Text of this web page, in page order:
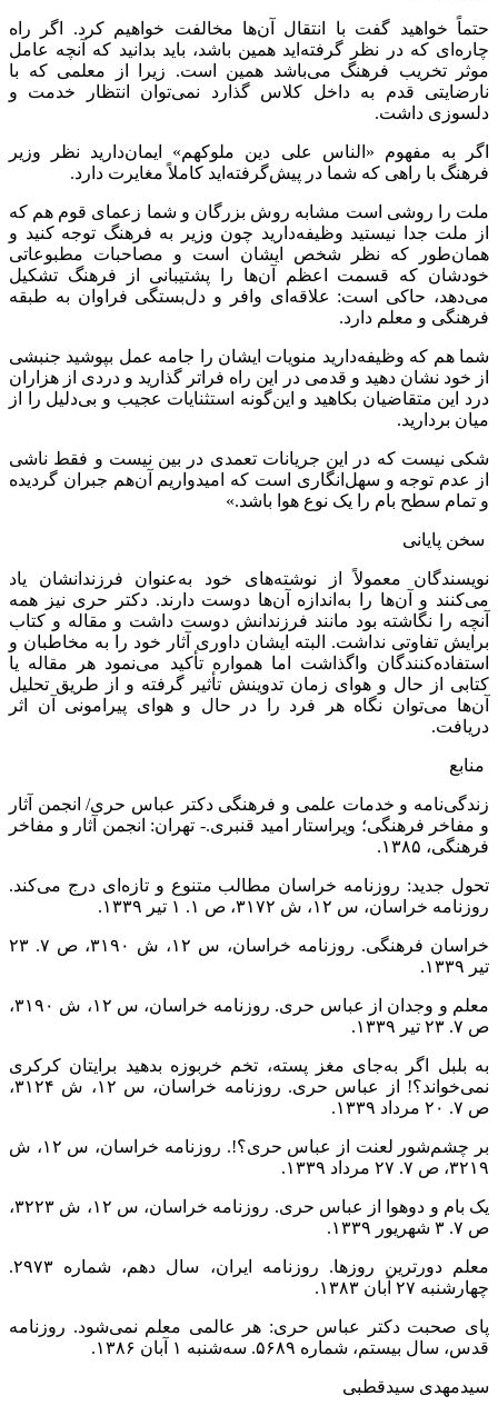
حتماً خواهید گفت با انتقال آن‌ها مخالفت خواهیم کرد. اگر راه
چاره‌ای که در نظر گرفته‌اید همین باشد، باید بدانید که آنچه عامل
موثر تخریب فرهنگ می‌باشد همین است. زیرا از معلمی که با
نارضایتی قدم به داخل کلاس گذارد نمی‌توان انتظار خدمت و
دلسوزی داشت.
اگر به مفهوم «الناس علی دین ملوکهم» ایمان‌دارید نظر وزیر
فرهنگ با راهی که شما در پیش‌گرفته‌اید کاملاً مغایرت دارد.
ملت را روشی است مشابه روش بزرگان و شما زعمای قوم هم که
از ملت جدا نیستید وظیفه‌دارید چون وزیر به فرهنگ توجه کنید و
همان‌طور که نظر شخص ایشان است و مصاحبات مطبوعاتی
خودشان که قسمت اعظم آن‌ها را پشتیبانی از فرهنگ تشکیل
می‌دهد، حاکی است: علاقه‌ای وافر و دل‌بستگی فراوان به طبقه
فرهنگی و معلم دارد.
شما هم که وظیفه‌دارید منویات ایشان را جامه عمل بپوشید جنبشی
از خود نشان دهید و قدمی در این راه فراتر گذارید و دردی از هزاران
درد این متقاضیان بکاهید و این‌گونه استثنایات عجیب و بی‌دلیل را از
میان بردارید.
شکی نیست که در این جریانات تعمدی در بین نیست و فقط ناشی
از عدم توجه و سهل‌انگاری است که امیدواریم آن‌هم جبران گردیده
و تمام سطح بام را یک نوع هوا باشد.»
سخن پایانی
نویسندگان معمولاً از نوشته‌های خود به‌عنوان فرزندانشان یاد
می‌کنند و آن‌ها را به‌اندازه آن‌ها دوست دارند. دکتر حری نیز همه
آنچه را نگاشته بود مانند فرزندانش دوست داشت و مقاله و کتاب
برایش تفاوتی نداشت. البته ایشان داوری آثار خود را به مخاطبان و
استفاده‌کنندگان واگذاشت اما همواره تأکید می‌نمود هر مقاله یا
کتابی از حال و هوای زمان تدوینش تأثیر گرفته و از طریق تحلیل
آن‌ها می‌توان نگاه هر فرد را در حال و هوای پیرامونی‌ آن اثر
دریافت.
منابع
زندگی‌نامه و خدمات علمی و فرهنگی دکتر عباس حری/ انجمن آثار
و مفاخر فرهنگی؛ ویراستار امید قنبری.- تهران: انجمن آثار و مفاخر
فرهنگی، ۱۳۸۵.
تحول جدید: روزنامه خراسان مطالب متنوع و تازه‌ای درج می‌کند.
روزنامه خراسان، س ۱۲، ش ۳۱۷۲، ص ۱. ۱ تیر ۱۳۳۹.
خراسان فرهنگی. روزنامه خراسان، س ۱۲، ش ۳۱۹۰، ص ۷. ۲۳
تیر ۱۳۳۹.
معلم و وجدان از عباس حری. روزنامه خراسان، س ۱۲، ش ۳۱۹۰،
ص ۷. ۲۳ تیر ۱۳۳۹.
به بلبل اگر به‌جای مغز پسته، تخم خربوزه بدهید برایتان کرکری
نمی‌خواند؟! از عباس حری. روزنامه خراسان، س ۱۲، ش ۳۱۲۴،
ص ۷. ۲۰ مرداد ۱۳۳۹.
بر چشم‌شور لعنت از عباس حری؟!. روزنامه خراسان، س ۱۲، ش
۳۲۱۹، ص ۷. ۲۷ مرداد ۱۳۳۹.
یک بام و دوهوا از عباس حری. روزنامه خراسان، س ۱۲، ش ۳۲۲۳،
ص ۷. ۳ شهریور ۱۳۳۹.
معلم دورترین روزها. روزنامه ایران، سال دهم، شماره ۲۹۷۳.
چهارشنبه ۲۷ آبان ۱۳۸۳.
پای صحبت دکتر عباس حری: هر عالمی معلم نمی‌شود. روزنامه
قدس، سال بیستم، شماره ۵۶۸۹. سه‌شنبه ۱ آبان ۱۳۸۶.
سیدمهدی سیدقطبی